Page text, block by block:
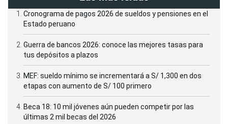
Cronograma de pagos 2026 de sueldos y pensiones en el
Estado peruano
Guerra de bancos 2026: conoce las mejores tasas para
tus depósitos a plazos
MEF: sueldo mínimo se incrementará a S/ 1,300 en dos
etapas con aumento de S/ 100 primero
Beca 18: 10 mil jóvenes aún pueden competir por las
últimas 2 mil becas del 2026